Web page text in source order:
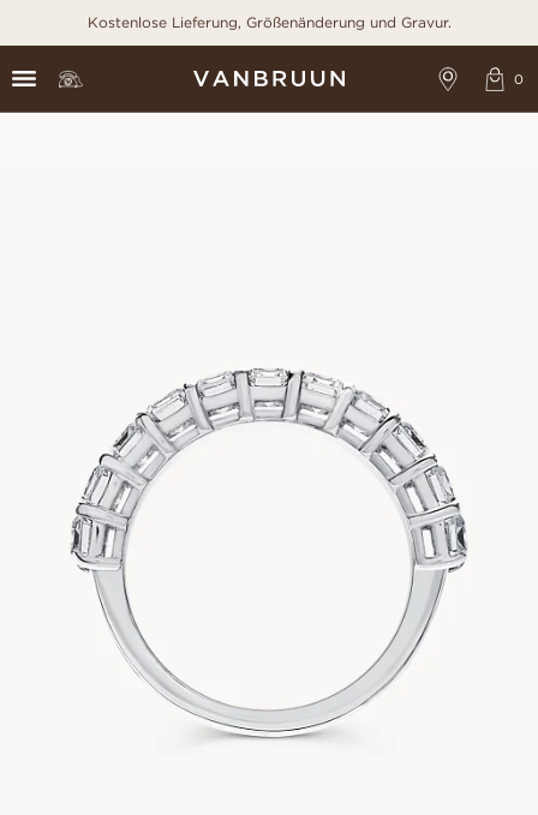
Kostenlose Lieferung, Größenänderung und Gravur.